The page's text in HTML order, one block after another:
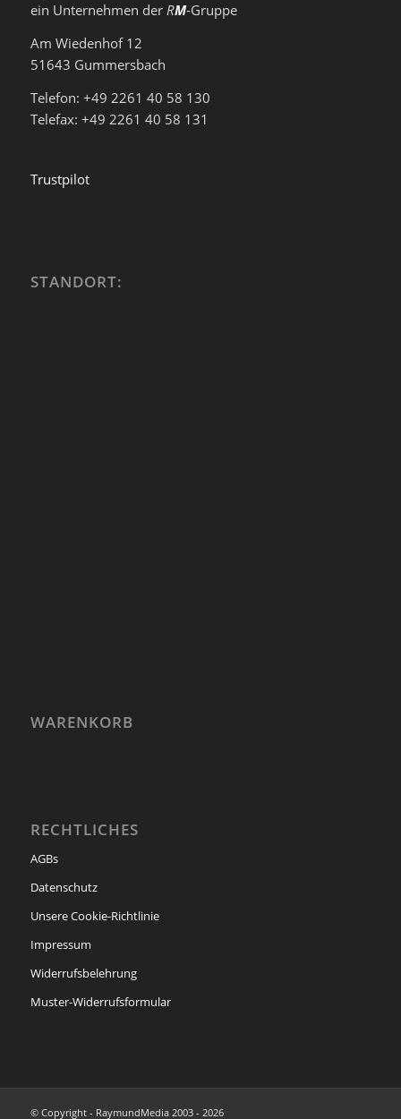
ein Unternehmen der RM-Gruppe
Am Wiedenhof 12
51643 Gummersbach
Telefon: +49 2261 40 58 130
Telefax: +49 2261 40 58 131
Trustpilot
STANDORT:
WARENKORB
RECHTLICHES
AGBs
Datenschutz
Unsere Cookie-Richtlinie
Impressum
Widerrufsbelehrung
Muster-Widerrufsformular
© Copyright - RaymundMedia 2003 - 2026